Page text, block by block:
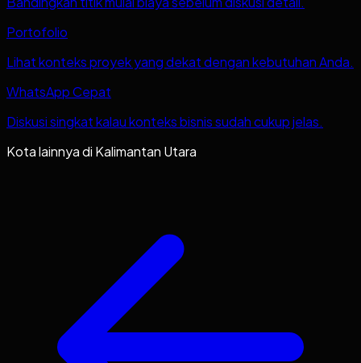
Portofolio
Lihat konteks proyek yang dekat dengan kebutuhan Anda.
WhatsApp Cepat
Diskusi singkat kalau konteks bisnis sudah cukup jelas.
Kota lainnya di Kalimantan Utara